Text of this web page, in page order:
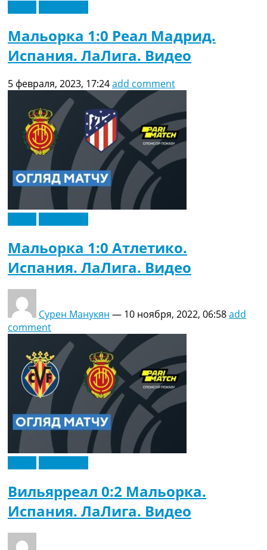
Мальорка 1:0 Реал Мадрид.
Испания. ЛаЛига. Видео
5 февраля, 2023, 17:24add comment
Мальорка 1:0 Атлетико.
Испания. ЛаЛига. Видео
Сурен Манукян — 10 ноября, 2022, 06:58add
comment
Вильярреал 0:2 Мальорка.
Испания. ЛаЛига. Видео